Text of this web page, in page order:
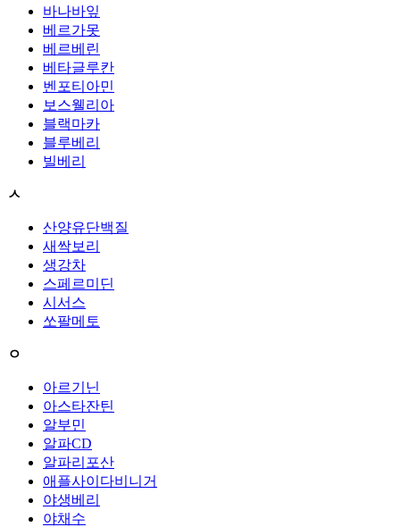
바나바잎
베르가못
베르베린
베타글루칸
벤포티아민
보스웰리아
블랙마카
블루베리
빌베리
ㅅ
산양유단백질
새싹보리
생강차
스페르미딘
시서스
쏘팔메토
ㅇ
아르기닌
아스타잔틴
알부민
알파CD
알파리포산
애플사이다비니거
야생베리
야채수